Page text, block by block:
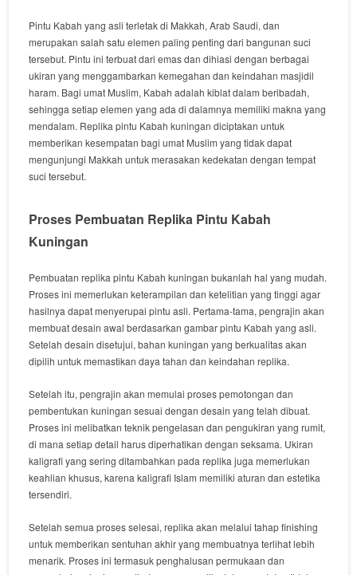
Pintu Kabah yang asli terletak di Makkah, Arab Saudi, dan
merupakan salah satu elemen paling penting dari bangunan suci
tersebut. Pintu ini terbuat dari emas dan dihiasi dengan berbagai
ukiran yang menggambarkan kemegahan dan keindahan masjidil
haram. Bagi umat Muslim, Kabah adalah kiblat dalam beribadah,
sehingga setiap elemen yang ada di dalamnya memiliki makna yang
mendalam. Replika pintu Kabah kuningan diciptakan untuk
memberikan kesempatan bagi umat Muslim yang tidak dapat
mengunjungi Makkah untuk merasakan kedekatan dengan tempat
suci tersebut.
Proses Pembuatan Replika Pintu Kabah
Kuningan
Pembuatan replika pintu Kabah kuningan bukanlah hal yang mudah.
Proses ini memerlukan keterampilan dan ketelitian yang tinggi agar
hasilnya dapat menyerupai pintu asli. Pertama-tama, pengrajin akan
membuat desain awal berdasarkan gambar pintu Kabah yang asli.
Setelah desain disetujui, bahan kuningan yang berkualitas akan
dipilih untuk memastikan daya tahan dan keindahan replika.
Setelah itu, pengrajin akan memulai proses pemotongan dan
pembentukan kuningan sesuai dengan desain yang telah dibuat.
Proses ini melibatkan teknik pengelasan dan pengukiran yang rumit,
di mana setiap detail harus diperhatikan dengan seksama. Ukiran
kaligrafi yang sering ditambahkan pada replika juga memerlukan
keahlian khusus, karena kaligrafi Islam memiliki aturan dan estetika
tersendiri.
Setelah semua proses selesai, replika akan melalui tahap finishing
untuk memberikan sentuhan akhir yang membuatnya terlihat lebih
menarik. Proses ini termasuk penghalusan permukaan dan